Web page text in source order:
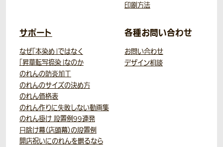
印刷方法
サポート
なぜ「本染め」ではなく
「昇華転写捺染」なのか
のれんの防炎加工
のれんのサイズの決め方
のれん価格表
のれん作りに失敗しない動画集
のれん掛け 設置例99連発
日除け幕（店頭幕）の設置例
開店祝いにのれんを贈るなら
各種お問い合わせ
お問い合わせ
デザイン相談